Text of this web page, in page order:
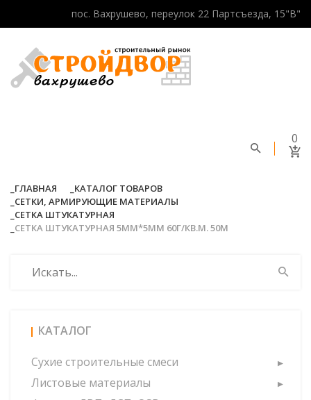
пос. Вахрушево, переулок 22 Партсъезда, 15"В"
0
ГЛАВНАЯ
КАТАЛОГ ТОВАРОВ
СЕТКИ, АРМИРУЮЩИЕ МАТЕРИАЛЫ
СЕТКА ШТУКАТУРНАЯ
СЕТКА ШТУКАТУРНАЯ 5ММ*5ММ 60Г/КВ.М. 50М
КАТАЛОГ
Сухие строительные смеси
Листовые материалы